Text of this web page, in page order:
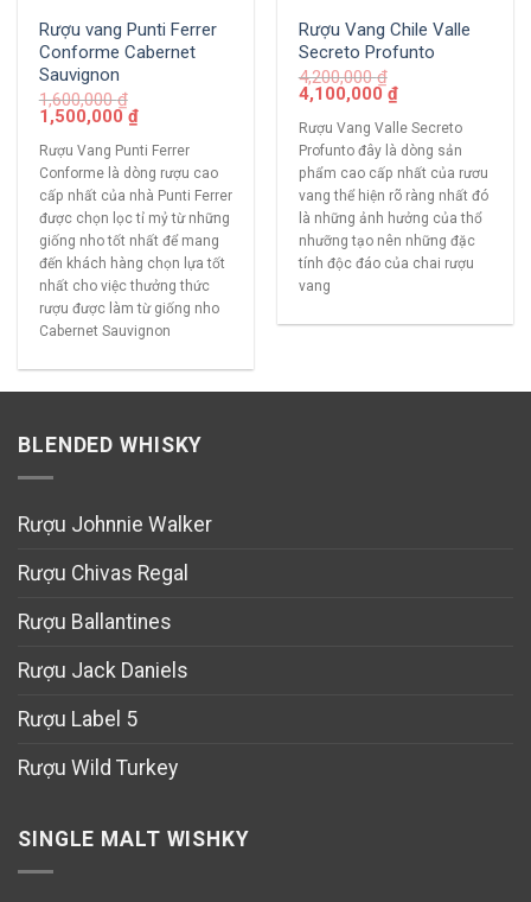
Rượu vang Punti Ferrer
Conforme Cabernet
Sauvignon
1,600,000₫
1,500,000₫
Rượu Vang Punti Ferrer
Conforme là dòng rượu cao
cấp nhất của nhà Punti Ferrer
được chọn lọc tỉ mỷ từ những
giống nho tốt nhất để mang
đến khách hàng chọn lựa tốt
nhất cho việc thưởng thức
rượu được làm từ giống nho
Cabernet Sauvignon
Rượu Vang Chile Valle
Secreto Profunto
4,200,000₫
4,100,000₫
Rượu Vang Valle Secreto
Profunto đây là dòng sản
phẩm cao cấp nhất của rươu
vang thể hiện rõ ràng nhất đó
là những ảnh hưởng của thổ
nhưỡng tạo nên những đặc
tính độc đáo của chai rượu
vang
BLENDED WHISKY
Rượu Johnnie Walker
Rượu Chivas Regal
Rượu Ballantines
Rượu Jack Daniels
Rượu Label 5
Rượu Wild Turkey
SINGLE MALT WISHKY